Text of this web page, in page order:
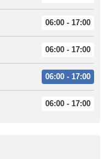
06:00 - 17:00
06:00 - 17:00
06:00 - 17:00
06:00 - 17:00